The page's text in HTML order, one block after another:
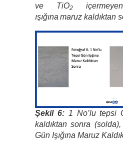
ve TiO2
ışığınamaruz kaldıktan
Şekil 6:1 No’lu tepsi
kaldıktan sonra
Gün Işığına Maruz